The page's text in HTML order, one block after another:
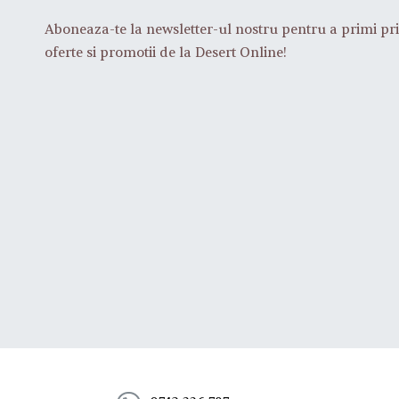
Aboneaza-te la newsletter-ul nostru pentru a primi
oferte si promotii de la Desert Online!